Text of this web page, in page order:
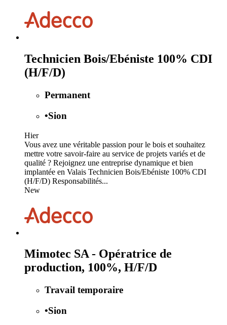
Technicien Bois/Ebéniste 100% CDI
(H/F/D)
Permanent
•Sion
Hier
Vous avez une véritable passion pour le bois et souhaitez
mettre votre savoir-faire au service de projets variés et de
qualité ? Rejoignez une entreprise dynamique et bien
implantée en Valais Technicien Bois/Ebéniste 100% CDI
(H/F/D) Responsabilités...
New
Mimotec SA - Opératrice de
production, 100%, H/F/D
Travail temporaire
•Sion